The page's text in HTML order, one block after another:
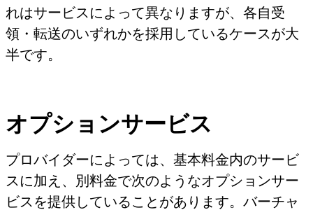
れはサービスによって異なりますが、各自受
領・転送のいずれかを採用しているケースが大
半です。
オプションサービス
プロバイダーによっては、基本料金内のサービ
スに加え、別料金で次のようなオプションサー
ビスを提供していることがあります。バーチャ